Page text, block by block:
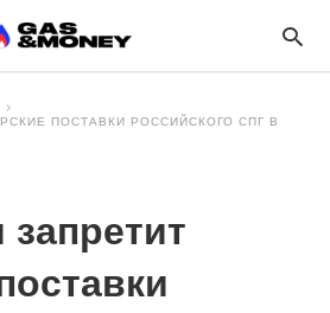
ПОСТАВКИ РОССИЙСКОГО СПГ В